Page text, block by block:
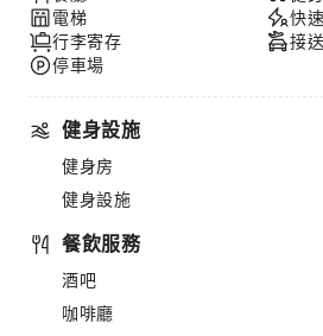
電梯
行李寄存
停車場
快
接
健身設施
健身房
健身設施
餐飲服務
酒吧
咖啡廳